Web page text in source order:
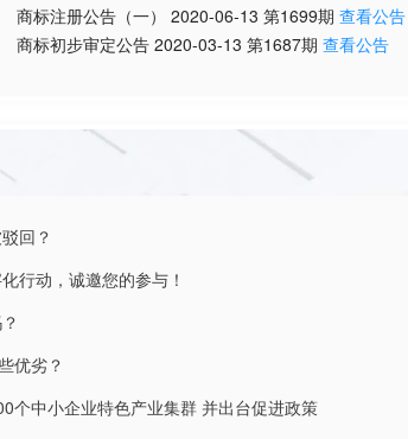
商标注册公告（一） 2020-06-13 第1699期 查看公告
商标初步审定公告 2020-03-13 第1687期 查看公告
回？
行动，诚邀您的参与！
优劣？
个中小企业特色产业集群 并出台促进政策